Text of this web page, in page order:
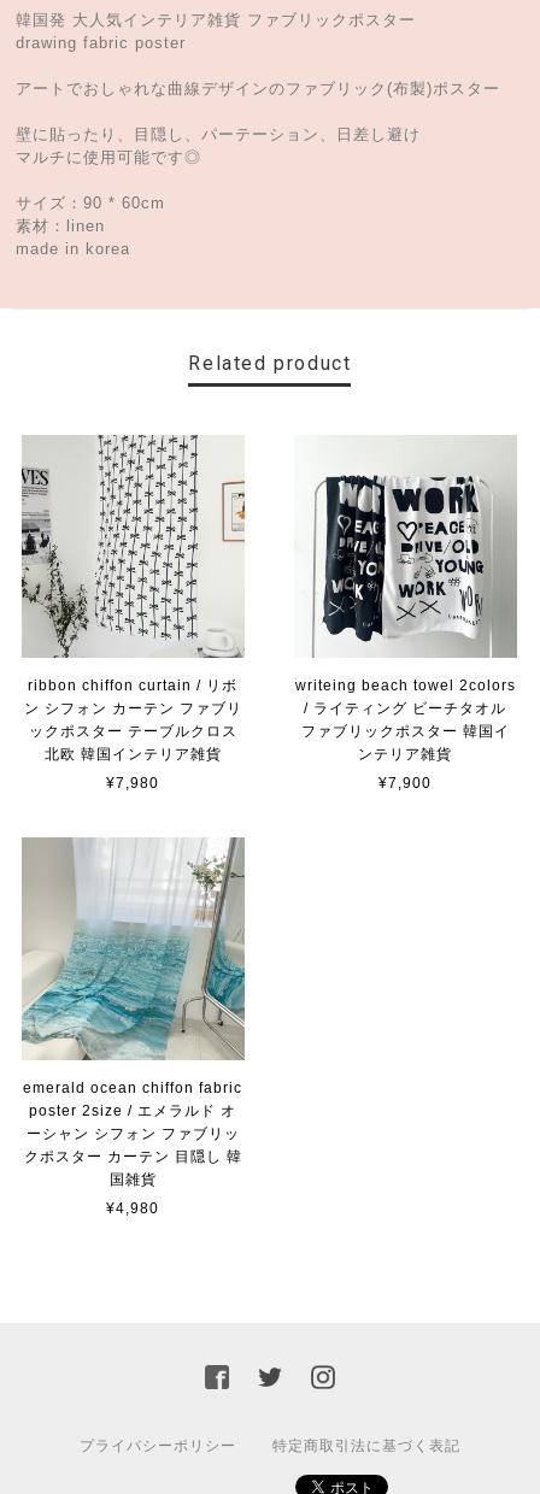
韓国発 大人気インテリア雑貨 ファブリックポスター
drawing fabric poster
アートでおしゃれな曲線デザインのファブリック(布製)ポスター
壁に貼ったり、目隠し、パーテーション、日差し避け
マルチに使用可能です◎
サイズ：90 * 60cm
素材：linen
made in korea
Related product
ribbon chiffon curtain / リボ
ン シフォン カーテン ファブリ
ックポスター テーブルクロス
北欧 韓国インテリア雑貨
¥7,980
writeing beach towel 2colors
/ ライティング ビーチタオル
ファブリックポスター 韓国イ
ンテリア雑貨
¥7,900
emerald ocean chiffon fabric
poster 2size / エメラルド オ
ーシャン シフォン ファブリッ
クポスター カーテン 目隠し 韓
国雑貨
¥4,980
プライバシーポリシー 特定商取引法に基づく表記